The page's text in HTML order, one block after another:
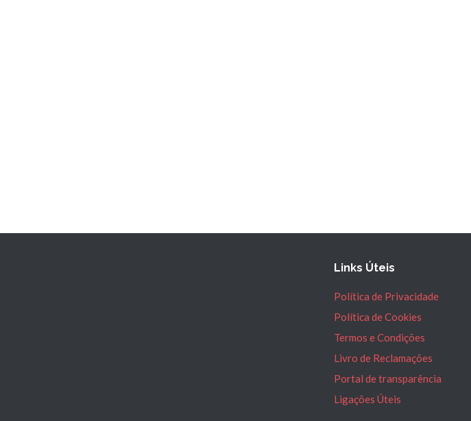
Links Úteis
Política de Privacidade
Política de Cookies
Termos e Condições
Livro de Reclamações
Portal de transparência
Ligações Úteis